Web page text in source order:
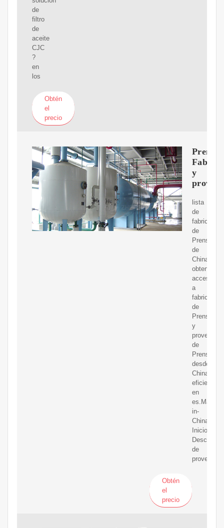
de
filtro
de
aceite
CJC
?
en
los
Obtén
el
precio
Prensas
y
lista
de
fabricantes
de
Prensas
de
China,
obtener
acceso
a
fabricantes
de
Prensas
y
de
Prensas
desde
China
en
es.Made-
in-
China.com
Inicio
de
Obtén
el
precio